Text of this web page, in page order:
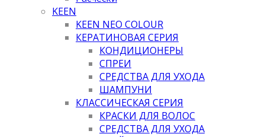
KEEN
KEEN NEO COLOUR
КЕРАТИНОВАЯ СЕРИЯ
КОНДИЦИОНЕРЫ
СПРЕИ
СРЕДСТВА ДЛЯ УХОДА
ШАМПУНИ
КЛАССИЧЕСКАЯ СЕРИЯ
КРАСКИ ДЛЯ ВОЛОС
СРЕДСТВА ДЛЯ УХОДА